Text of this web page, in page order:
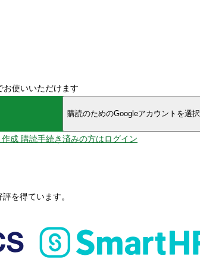
使いいただけます
購読のためのGoogleアカウントを選択
成 購読手続き済みの方はログイン
を得ています。